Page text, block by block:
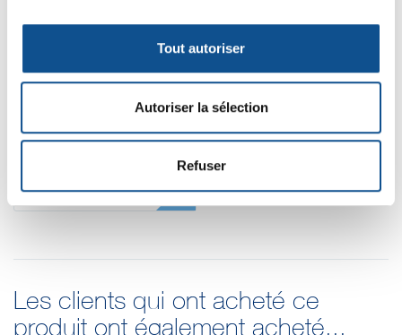
Tout autoriser
Autoriser la sélection
Refuser
Hygiénique, Module
Double Crochet, 82
,65 € HT
Les clients qui ont acheté ce
produit ont également acheté...